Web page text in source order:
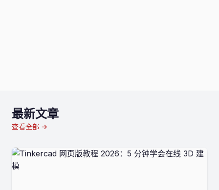
最新文章
查看全部 →